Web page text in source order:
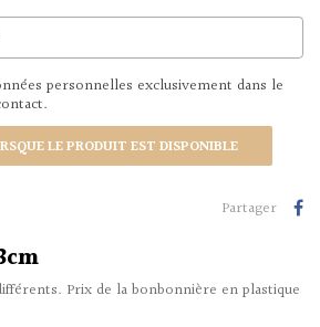
personnelles exclusivement dans le
LE PRODUIT EST DISPONIBLE
Partager
Prix de la bonbonnière en plastique